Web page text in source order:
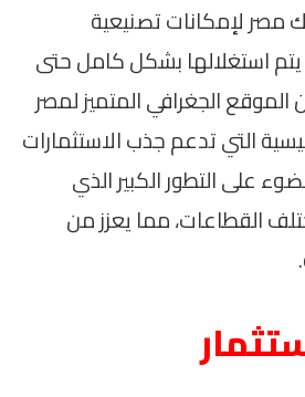
مصر لإمكانات تصنيعية
يتم استغلالها بشكل كامل حتى
الجغرافي المتميز لمصر
التي تدعم جذب الاستثمارات
على التطور الكبير الذي
القطاعات، مما يعزز من